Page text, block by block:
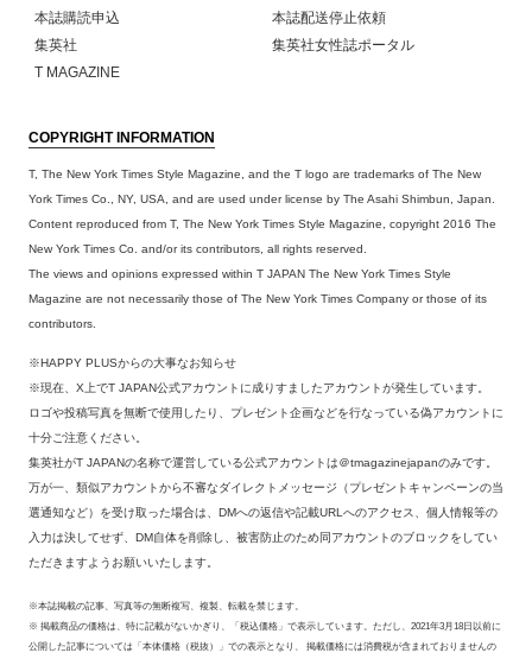
本誌購読申込
本誌配送停止依頼
集英社
集英社女性誌ポータル
T MAGAZINE
COPYRIGHT INFORMATION
T, The New York Times Style Magazine, and the T logo are trademarks of The New
York Times Co., NY, USA, and are used under license by The Asahi Shimbun, Japan.
Content reproduced from T, The New York Times Style Magazine, copyright 2016 The
New York Times Co. and/or its contributors, all rights reserved.
The views and opinions expressed within T JAPAN The New York Times Style
Magazine are not necessarily those of The New York Times Company or those of its
contributors.
※HAPPY PLUSからの大事なお知らせ
※現在、X上でT JAPAN公式アカウントに成りすましたアカウントが発生しています。
ロゴや投稿写真を無断で使用したり、プレゼント企画などを行なっている偽アカウントに
十分ご注意ください。
集英社がT JAPANの名称で運営している公式アカウントは＠tmagazinejapanのみです。
万が一、類似アカウントから不審なダイレクトメッセージ（プレゼントキャンペーンの当
選通知など）を受け取った場合は、DMへの返信や記載URLへのアクセス、個人情報等の
入力は決してせず、DM自体を削除し、被害防止のため同アカウントのブロックをしてい
ただきますようお願いいたします。
※本誌掲載の記事、写真等の無断複写、複製、転載を禁じます。
※ 掲載商品の価格は、特に記載がないかぎり、「税込価格」で表示しています。ただし、2021年3月18日以前に
公開した記事については「本体価格（税抜）」での表示となり、 掲載価格には消費税が含まれておりませんの